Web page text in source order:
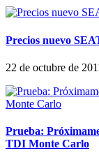
Precios nuevo
22 de octubre de
Prueba:
TDI Monte Carlo